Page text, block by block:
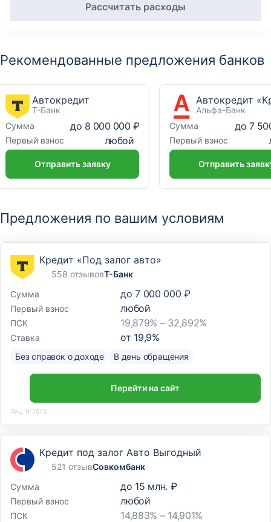
Рассчитать расходы
Рекомендованные предложения банков
Автокредит
Т-Банк
Сумма
до 8 000 000 ₽
Первый взнос любой
Отправить заявку
Альфа-Банк
Сумма
до 7
Первый взнос
Отправить
Предложения по вашим условиям
Кредит «Под залог авто»
558 отзывовТ-Банк
Сумма
до 7 000 000 ₽
Первый взнос любой
ПСК 19,879% – 32,892%
Ставка от 19,9%
Без справок о доходе В день обращения
Перейти на сайт
Лиц. №2673
Кредит под залог Авто Выгодный
521 отзывСовкомбанк
Сумма
до 15 млн. ₽
Первый взнос любой
ПСК 14,883% – 14,901%